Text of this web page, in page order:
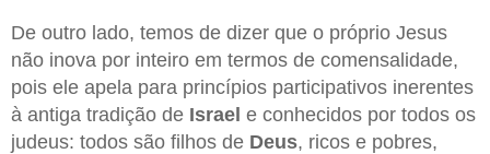
De outro lado, temos de dizer que o próprio Jesus
não inova por inteiro em termos de comensalidade,
pois ele apela para princípios participativos inerentes
à antiga tradição de Israel e conhecidos por todos os
judeus: todos são filhos de Deus, ricos e pobres,